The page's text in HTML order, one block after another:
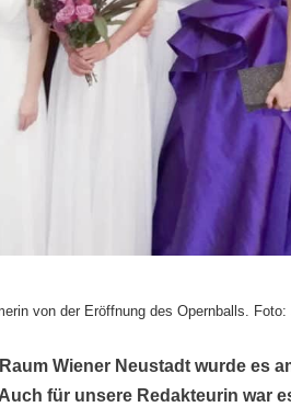
von der Eröffnung des Opernballs.
Wiener Neustadt wurde es
für unsere Redakteurin war